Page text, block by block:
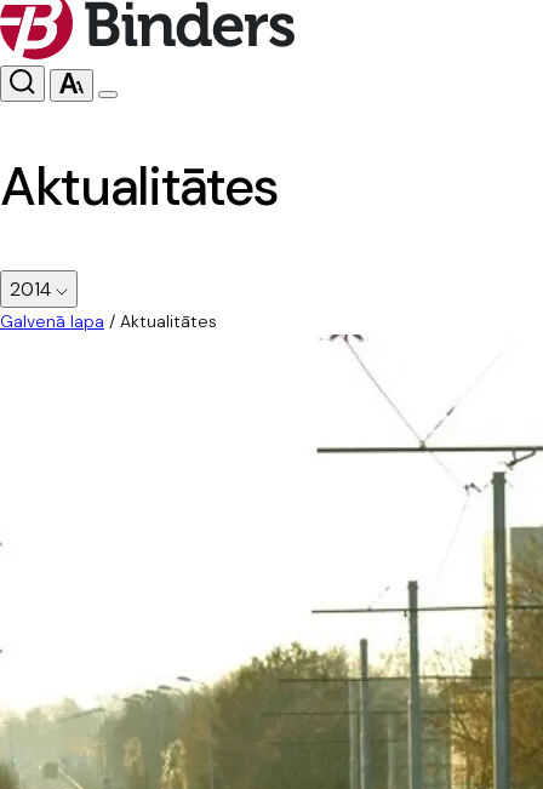
Aktualitātes
2014
Galvenā lapa / Aktualitātes